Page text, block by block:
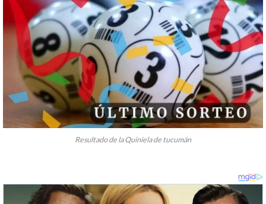
Resultado de la Quiniela de tucumán